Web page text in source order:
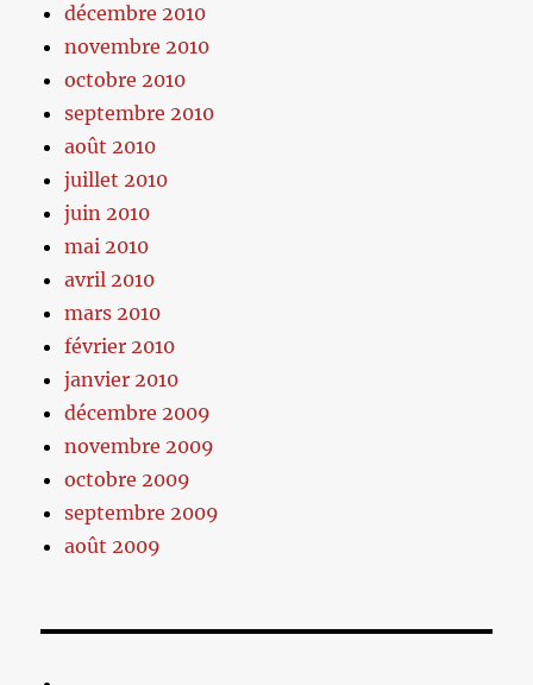
décembre 2010
novembre 2010
octobre 2010
septembre 2010
août 2010
juillet 2010
juin 2010
mai 2010
avril 2010
mars 2010
février 2010
janvier 2010
décembre 2009
novembre 2009
octobre 2009
septembre 2009
août 2009